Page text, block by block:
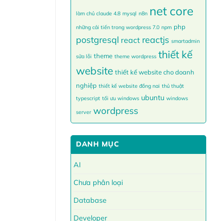
làm chủ claude 4.8 mysql n8n net core
những cải tiến trong wordpress 7.0 npm php
postgresql react reactjs smartadmin
sửa lỗi theme theme wordpress thiết kế
website thiết kế website cho doanh
nghiệp thiết kế website đồng nai thủ thuật
typescript tối ưu windows ubuntu windows
server wordpress
DANH MỤC
AI
Chưa phân loại
Database
Developer